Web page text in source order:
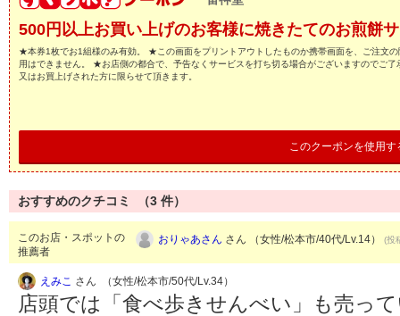
500円以上お買い上げのお客様に焼きたてのお煎餅
★本券1枚でお1組様のみ有効。 ★この画面をプリントアウトしたものか携帯画面を、ご注文
用はできません。 ★お店側の都合で、予告なくサービスを打ち切る場合がございますのでご
又はお買上げされた方に限らせて頂きます。
このクーポンを使用す
おすすめのクチコミ （3 件）
このお店・スポットの
推薦者
おりゃあさん さん （女性/松本市/40代/Lv.14） (投
えみこ さん （女性/松本市/50代/Lv.34）
店頭では「食べ歩きせんべい」も売っ